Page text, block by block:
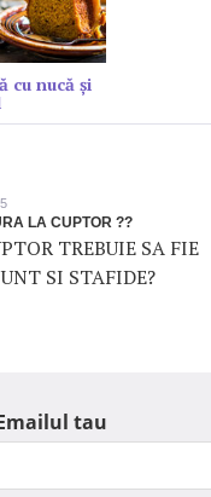
cu nucă și
LA CUPTOR ??
TREBUIE SA FIE
SI STAFIDE?
tau